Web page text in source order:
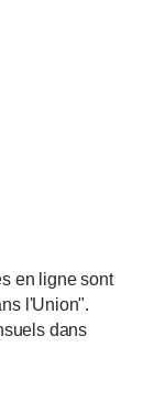
en ligne sont
l'Union".
dans